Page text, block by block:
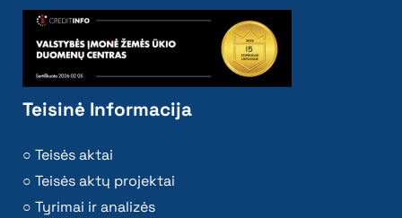
Teisinė Informacija
Teisės aktai
Teisės aktų projektai
Tyrimai ir analizės